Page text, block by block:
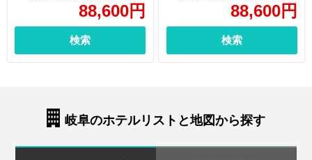
88,600円
検索
88,600円
検索
岐阜のホテルリストと地図から探す